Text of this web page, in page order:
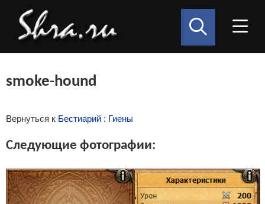
smoke-hound
Вернуться к Бестиарий : Гиены
Следующие фотографии: